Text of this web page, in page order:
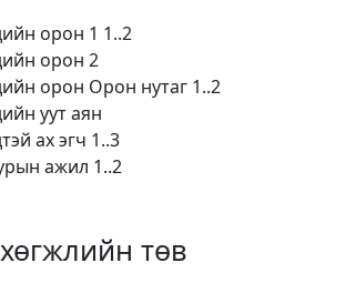
орон 1 1..2
орон 2
орон Орон нутаг 1..2
уут аян
ах эгч 1..3
ажил 1..2
төв